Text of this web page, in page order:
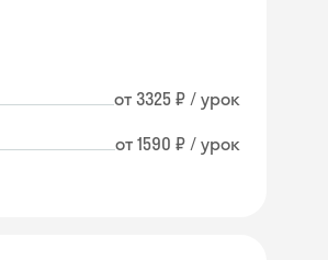
от 3325 ₽ / урок
от 1590 ₽ / урок